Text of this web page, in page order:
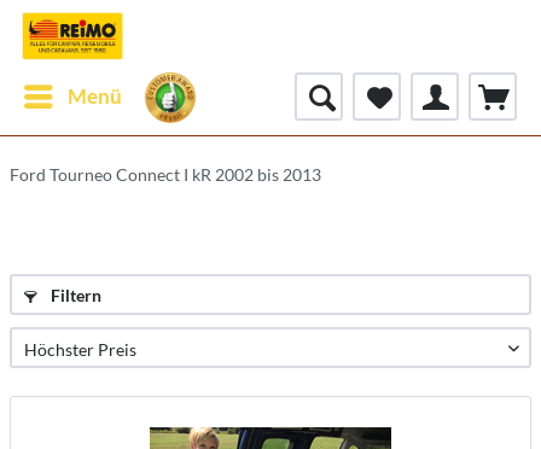
Menü
Ford Tourneo Connect I kR 2002 bis 2013
Filtern